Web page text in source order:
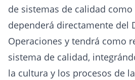
de sistemas de calidad como
dependerá directamente del
Operaciones y tendrá como
sistema de calidad,
la cultura y los procesos de